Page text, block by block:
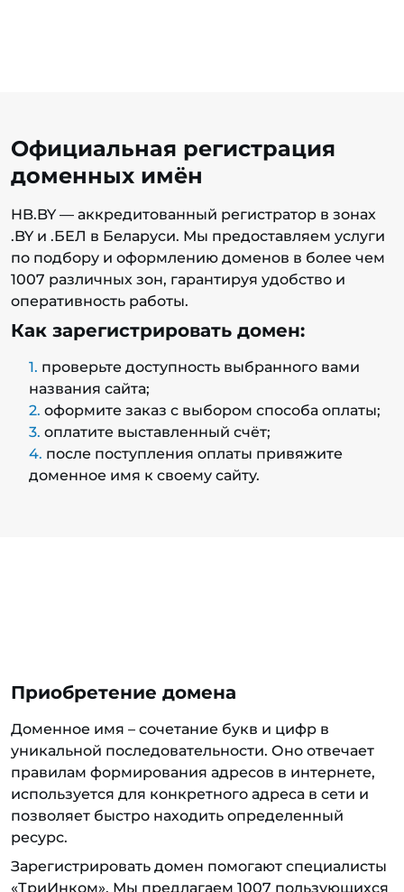
Официальная регистрация
доменных имён
HB.BY — аккредитованный регистратор в зонах
.BY и .БЕЛ в Беларуси. Мы предоставляем услуги
по подбору и оформлению доменов в более чем
1007 различных зон, гарантируя удобство и
оперативность работы.
Как зарегистрировать домен:
проверьте доступность выбранного вами
названия сайта;
оформите заказ с выбором способа оплаты;
оплатите выставленный счёт;
после поступления оплаты привяжите
доменное имя к своему сайту.
Приобретение домена
Доменное имя – сочетание букв и цифр в
уникальной последовательности. Оно отвечает
правилам формирования адресов в интернете,
используется для конкретного адреса в сети и
позволяет быстро находить определенный
ресурс.
Зарегистрировать домен помогают специалисты
«ТриИнком». Мы предлагаем 1007 пользующихся